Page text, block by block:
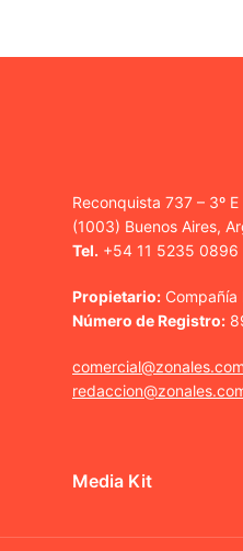
Reconquista 737 – 3º E
(1003) Buenos Aires,
Tel. +54 11 5235 0896
Propietario: Compañía
Número de Registro:
comercial@zonales.com
Media Kit